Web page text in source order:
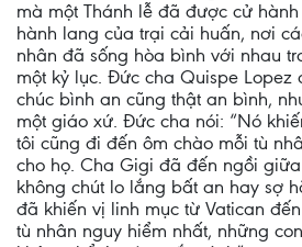
mà một Thánh lễ đã được cử
hành lang của trại cải huấn, nơi
nhân đã sống hòa bình với nhau
một kỷ lục. Ðức cha Quispe Lopez
chúc bình an cũng thật an bình,
một giáo xứ. Ðức cha nói: “Nó
tôi cũng đi đến ôm chào mỗi tù
cho họ. Cha Gigi đã đến ngồi
không chút lo lắng bất an hay sợ
đã khiến vị linh mục từ Vatican
tù nhân nguy hiểm nhất, những